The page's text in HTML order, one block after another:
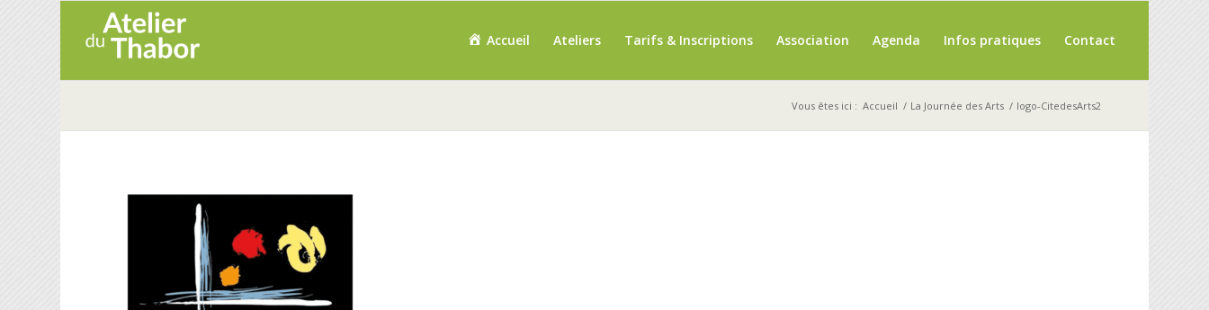
Accueil Ateliers Tarifs & Inscriptions Association Agenda Infos pratiques Contact
Vous êtes ici : Accueil / La Journée des Arts / logo-CitedesArts2